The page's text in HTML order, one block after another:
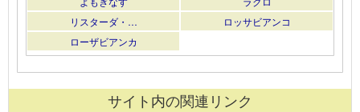
リスターダ・…
ロッサビアンコ
ローザビアンカ
サイト内の関連リンク